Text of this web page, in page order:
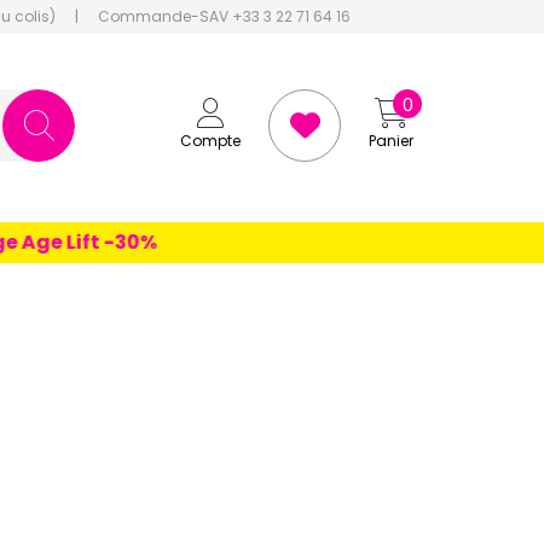
colis) | Commande-SAV +33 3 22 71 64 16
Compte Panier
0
Lift -30%